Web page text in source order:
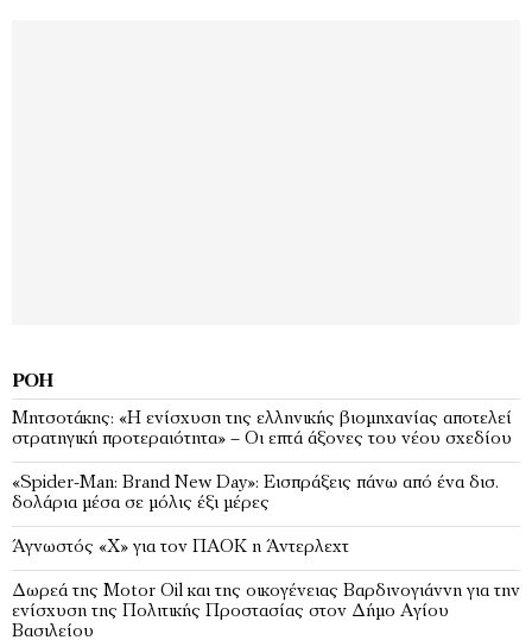
ΡΟΉ
Μητσοτάκης: «Η ενίσχυση της ελληνικής βιομηχανίας αποτελεί
στρατηγική προτεραιότητα» – Οι επτά άξονες του νέου σχεδίου
«Spider-Man: Brand New Day»: Εισπράξεις πάνω από ένα δισ.
δολάρια μέσα σε μόλις έξι μέρες
Άγνωστός «Χ» για τον ΠΑΟΚ η Άντερλεχτ
Δωρεά της Motor Oil και της οικογένειας Βαρδινογιάννη για την
ενίσχυση της Πολιτικής Προστασίας στον Δήμο Αγίου
Βασιλείου